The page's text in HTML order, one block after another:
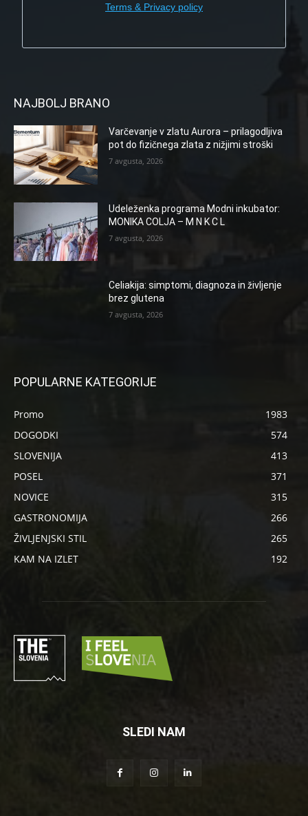
Terms & Privacy policy
NAJBOLJ BRANO
Varčevanje v zlatu Aurora – prilagodljiva
pot do fizičnega zlata z nižjimi stroški
7 avgusta, 2026
Udeleženka programa Modni inkubator:
MONIKA COLJA – M N K C L
7 avgusta, 2026
Celiakija: simptomi, diagnoza in življenje
brez glutena
7 avgusta, 2026
POPULARNE KATEGORIJE
Promo
1983
DOGODKI
574
SLOVENIJA
413
POSEL
371
NOVICE
315
GASTRONOMIJA
266
ŽIVLJENJSKI STIL
265
KAM NA IZLET
192
SLEDI NAM